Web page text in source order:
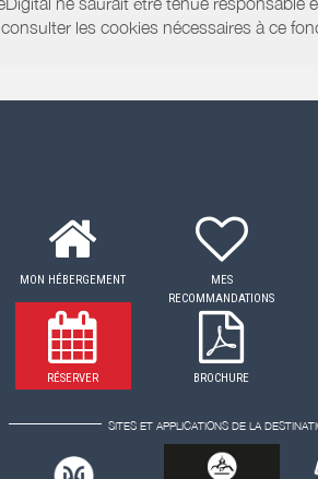
les cookies nécessaires à ce
MON HÉBERGEMENT
MES
RECOMMANDATIONS
RÉSERVER BROCHURE
SITES ET APPLICATIONS DE LA